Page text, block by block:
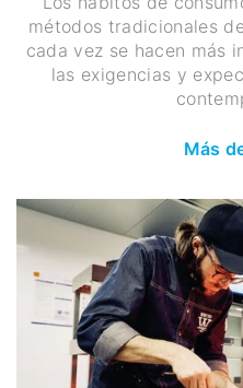
métodos tradicionales
cada vez se hacen más
las exigencias y
Más